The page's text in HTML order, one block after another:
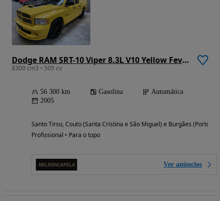
Dodge RAM SRT-10 Viper 8.3L V10 Yellow Fever Quadcab
8300 cm3 • 505 cv
56 300 km Gasolina
Automática
2005
Santo Tirso, Couto (Santa Cristina e São Miguel) e Burgães (Porto)
Profissional • Para o topo
Ver anúncios